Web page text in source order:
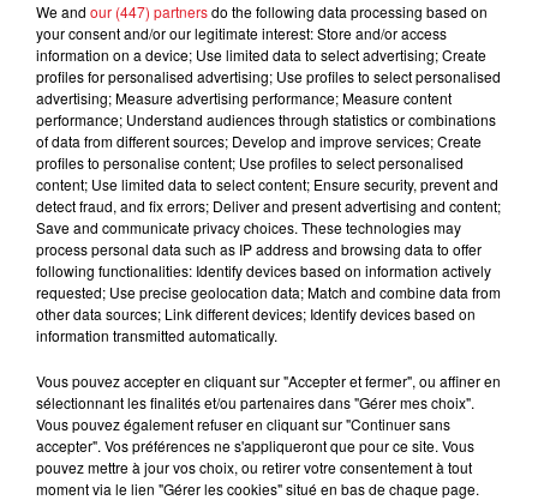
Cet élément est masqué compte-tenu du refus
du dépôt de cookies que vous avez exprimé. Si
vous souhaitez l'afficher, merci de nous donner
votre accord en cliquant sur le bouton ci-
dessous.
Afficher l'élément
ACTUS RADIO
MÉDIAS
We and our (447) partnersdo the following data processing based on
your consent and/or our legitimate interest: Store and/or access
information on a device; Use limited data to select advertising; Create
profiles for personalised advertising; Use profiles to select personalised
advertising; Measure advertising performance; Measure content
performance; Understand audiences through statistics or combinations
of data from different sources; Develop and improve services; Create
profiles to personalise content; Use profiles to select personalised
content; Use limited data to select content; Ensure security, prevent and
detect fraud, and fix errors; Deliver and present advertising and content;
Save and communicate privacy choices. These technologies may
process personal data such as IP address and browsing data to offer
following functionalities: Identify devices based on information actively
requested; Use precise geolocation data; Match and combine data from
other data sources; Link different devices; Identify devices based on
information transmitted automatically.
Vous pouvez accepter en cliquant sur "Accepter et fermer", ou affiner en
sélectionnant les finalités et/ou partenaires dans "Gérer mes choix".
Vous pouvez également refuser en cliquant sur "Continuer sans
accepter". Vos préférences ne s'appliqueront que pour ce site. Vous
pouvez mettre à jour vos choix, ou retirer votre consentement à tout
moment via le lien "Gérer les cookies" situé en bas de chaque page.